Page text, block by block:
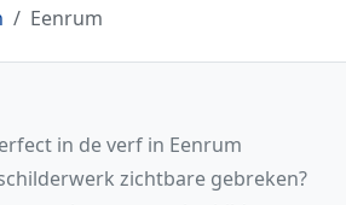
Eenrum
in de verf in Eenrum
zichtbare gebreken?